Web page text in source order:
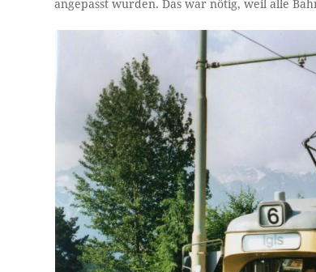
angepasst wurden. Das war nötig, weil alle